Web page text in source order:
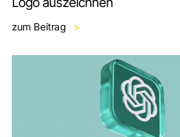
zum Beitrag >